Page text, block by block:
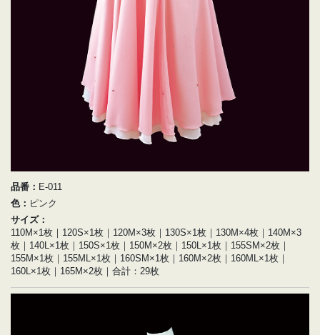
品番： E-011
色： ピンク
サイズ：
110M×1枚｜120S×1枚｜120M×3枚｜130S×1枚｜130M×4枚｜140M×3
枚｜140L×1枚｜150S×1枚｜150M×2枚｜150L×1枚｜155SM×2枚｜
155M×1枚｜155ML×1枚｜160SM×1枚｜160M×2枚｜160ML×1枚｜
160L×1枚｜165M×2枚｜合計：29枚